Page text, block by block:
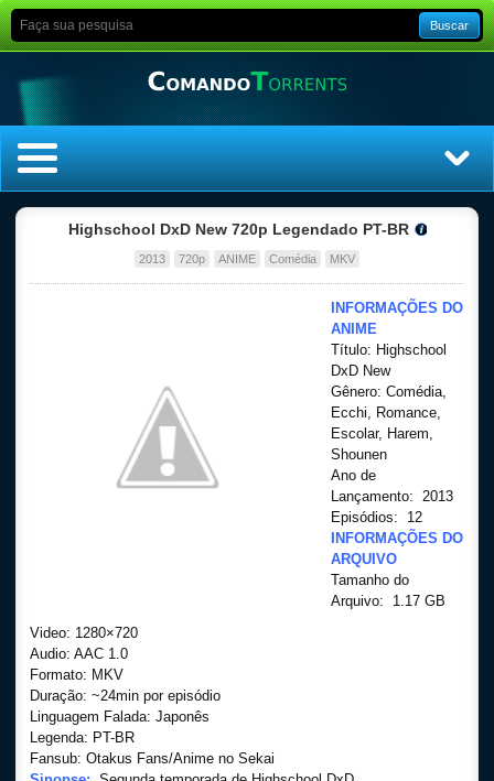
Buscar
Top Filmes
Highschool DxD New 720p Legendado PT-BR
2013 720p ANIME Comédia MKV
INFORMAÇÕES DO
ANIME
Título: Highschool
DxD New
Gênero: Comédia,
Ecchi, Romance,
Escolar, Harem,
Shounen
Ano de
Lançamento: 2013
Episódios: 12
INFORMAÇÕES DO
ARQUIVO
Tamanho do
Arquivo: 1.17 GB
Video: 1280×720
Audio: AAC 1.0
Formato: MKV
Duração: ~24min por episódio
Linguagem Falada: Japonês
Legenda: PT-BR
Fansub: Otakus Fans/Anime no Sekai